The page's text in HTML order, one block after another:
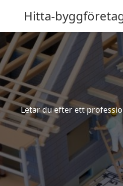
Hitta-
Letar du efter ett